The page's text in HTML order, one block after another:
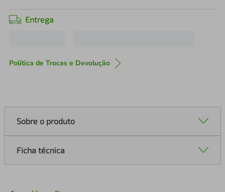
Entrega
Política de Trocas e Devolução
Sobre o produto
Ficha técnica